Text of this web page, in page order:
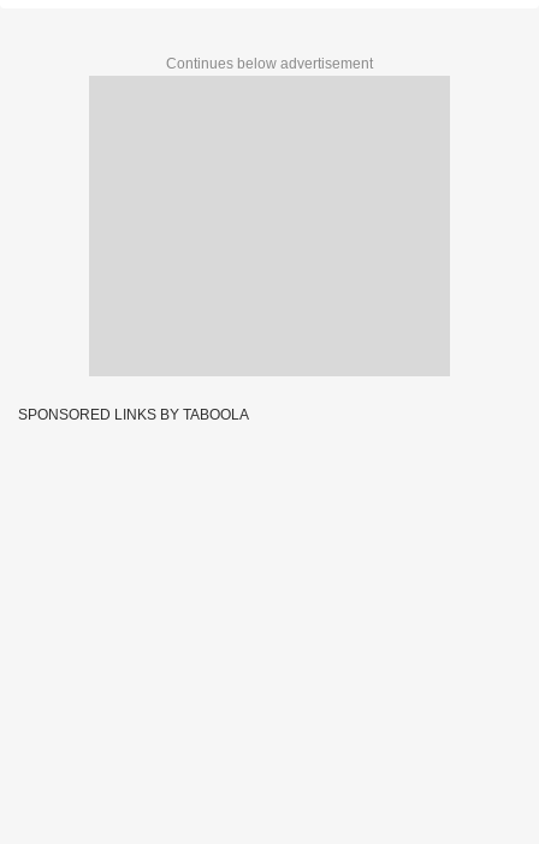
Continues below advertisement
SPONSORED LINKS BY TABOOLA